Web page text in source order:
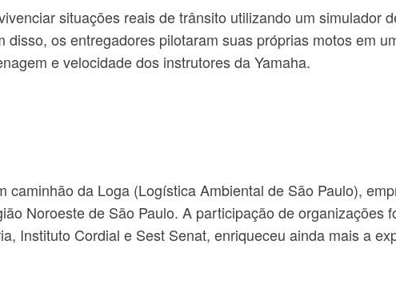
situações reais de trânsito utilizando um simulador
os entregadores pilotaram suas próprias motos em
e velocidade dos instrutores da Yamaha.
da Loga (Logística Ambiental de São Paulo),
Noroeste de São Paulo. A participação de organizações
Instituto Cordial e Sest Senat, enriqueceu ainda mais a